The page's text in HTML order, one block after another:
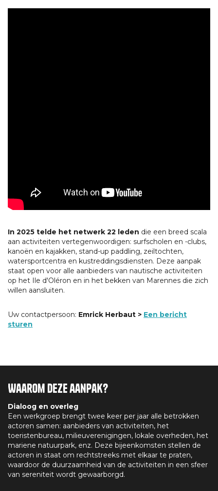
In 2025 telde het netwerk 22 leden die een breed scala
aan activiteiten vertegenwoordigen: surfscholen en -clubs,
kanoën en kajakken, stand-up paddling, zeiltochten,
watersportcentra en kustreddingsdiensten. Deze aanpak
staat open voor alle aanbieders van nautische activiteiten
op het Ile d'Oléron en in het bekken van Marennes die zich
willen aansluiten.
Uw contactpersoon: Emrick Herbaut > Een bericht
sturen
Waarom deze aanpak?
Dialoog en overleg
Een werkgroep brengt twee keer per jaar alle betrokken
actoren samen: aanbieders van activiteiten, het
toeristenbureau, milieuverenigingen, lokale overheden, het
mariene natuurpark, enz. Deze bijeenkomsten stellen de
actoren in staat om rechtstreeks met elkaar te praten,
waardoor de duurzaamheid van de activiteiten in een sfeer
van sereniteit wordt gewaarborgd.